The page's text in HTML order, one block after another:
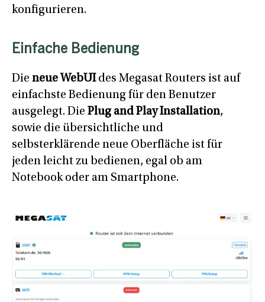
konfigurieren.
Einfache Bedienung
Die neue WebUIdes Megasat Routers ist auf
einfachste Bedienung für den Benutzer
ausgelegt. Die Plug and Play Installation,
sowie die übersichtliche und
selbsterklärende neue Oberfläche ist für
jeden leicht zu bedienen, egal ob am
Notebook oder am Smartphone.